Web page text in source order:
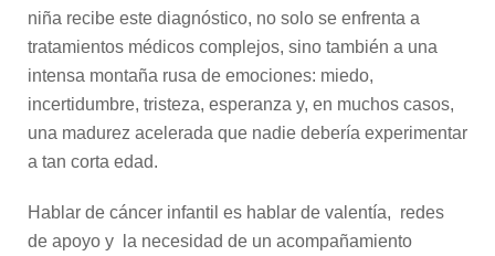
niña recibe este diagnóstico, no solo se enfrenta a
tratamientos médicos complejos, sino también a una
intensa montaña rusa de emociones: miedo,
incertidumbre, tristeza, esperanza y, en muchos casos,
una madurez acelerada que nadie debería experimentar
a tan corta edad.
Hablar de cáncer infantil es hablar de valentía, redes
de apoyo y la necesidad de un acompañamiento